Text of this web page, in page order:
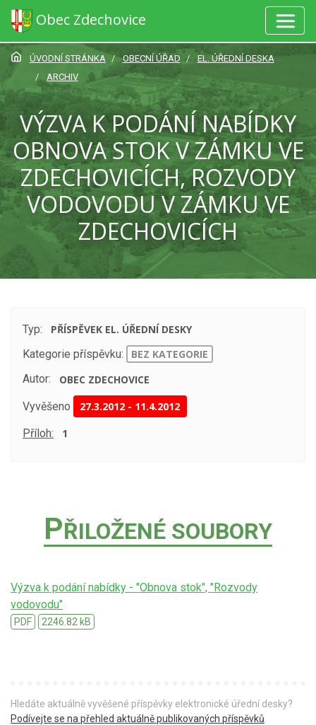
Obec Zdechovice
ÚVODNÍ STRÁNKA OBECNÍ ÚŘAD
EL. ÚŘEDNÍ DESKA
ARCHIV
VÝZVA K PODÁNÍ NABÍDKY
OBNOVA STOK V ZÁMKU VE
ZDECHOVICÍCH, ROZVODY
VODOVODU V ZÁMKU VE
ZDECHOVICÍCH
Typ:
PŘÍSPĚVEK EL. ÚŘEDNÍ DESKY
Kategorie příspěvku:
BEZ KATEGORIE
Autor:
OBEC ZDECHOVICE
Vyvěšeno 27.3.2012 - 11.4.2012
Příloh: 1
PŘILOŽENÉ SOUBORY
Výzva k podání nabídky - "Obnova stok", "Rozvody
vodovodu"
PDF 2246.82 kB
Hledáte aktuálně vyvěšené příspěvky elektronické úřední desky?
Podívejte se na přehled aktuálně publikovaných příspěvků